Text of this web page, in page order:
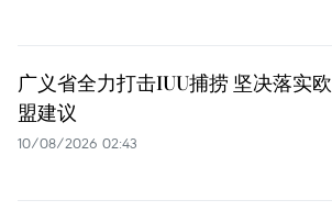
广义省全力打击IUU捕捞 坚决落实欧
盟建议
10/08/2026 02:43